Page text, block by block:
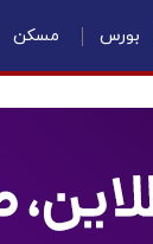
بورس مسکن